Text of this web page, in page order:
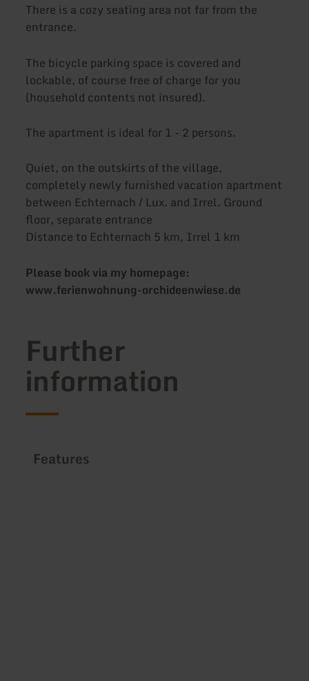
There is a cozy seating area not far from the
entrance.
The bicycle parking space is covered and
lockable, of course free of charge for you
(household contents not insured).
The apartment is ideal for 1 - 2 persons.
Quiet, on the outskirts of the village,
completely newly furnished vacation apartment
between Echternach / Lux. and Irrel. Ground
floor, separate entrance
Distance to Echternach 5 km, Irrel 1 km
Please book via my homepage:
www.ferienwohnung-orchideenwiese.de
Further
information
Features